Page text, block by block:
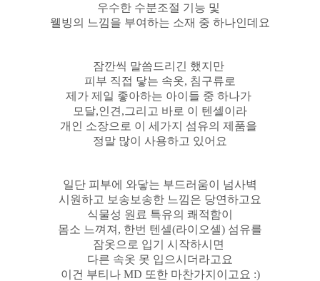
우수한 수분조절 기능 및
웰빙의 느낌을 부여하는 소재 중 하나인데요
잠깐씩 말씀드리긴 했지만
피부 직접 닿는 속옷, 침구류로
제가 제일 좋아하는 아이들 중 하나가
모달,인견,그리고 바로 이 텐셀이라
개인 소장으로 이 세가지 섬유의 제품을
정말 많이 사용하고 있어요
일단 피부에 와닿는 부드러움이 넘사벽
시원하고 보송보송한 느낌은 당연하고요
식물성 원료 특유의 쾌적함이
몸소 느껴져, 한번 텐셀(라이오셀) 섬유를
잠옷으로 입기 시작하시면
다른 속옷 못 입으시더라고요
이건 부티나 MD 또한 마찬가지이고요 :)